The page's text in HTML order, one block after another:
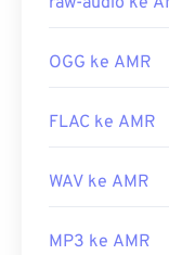
https://
OGG ke AMR
FLAC ke AMR
WAV ke AMR
MP3 ke AMR